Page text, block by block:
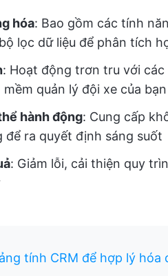
hóa: Bao gồm các tính
lọc dữ liệu để phân tích
: Hoạt động trơn tru với
quản lý đội xe của bạn
hành động: Cung cấp
để ra quyết định sáng suốt
: Giảm lỗi, cải thiện quy
tính CRM để hợp lý hóa